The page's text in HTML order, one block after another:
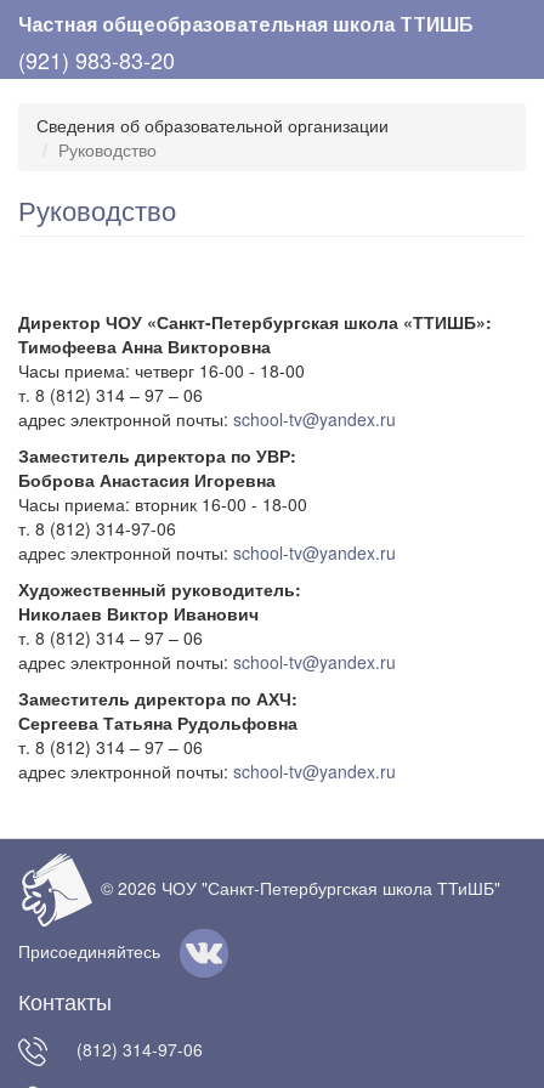
Перейти
основному
содержанию
(921) 983-83-20
Частная общеобразовательная школа ТТИШБ
Сведения об образовательной организации
Руководство
Руководство
Директор ЧОУ «Санкт-Петербургская школа «ТТИШБ»:
Тимофеева Анна Викторовна
Часы приема: четверг 16-00 - 18-00
т. 8 (812) 314 – 97 – 06
адрес электронной почты: school-tv@yandex.ru
Заместитель директора по УВР:
Боброва Анастасия Игоревна
Часы приема: вторник 16-00 - 18-00
т. 8 (812) 314-97-06
адрес электронной почты: school-tv@yandex.ru
Художественный руководитель:
Николаев Виктор Иванович
т. 8 (812) 314 – 97 – 06
адрес электронной почты: school-tv@yandex.ru
Заместитель директора по АХЧ:
Сергеева Татьяна Рудольфовна
т. 8 (812) 314 – 97 – 06
адрес электронной почты: school-tv@yandex.ru
© 2026 ЧОУ "Санкт-Петербургская школа ТТиШБ"
Присоединяйтесь
Контакты
(812) 314-97-06